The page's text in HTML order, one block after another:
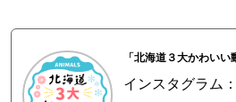
「北海道３大かわい
インスタグラム